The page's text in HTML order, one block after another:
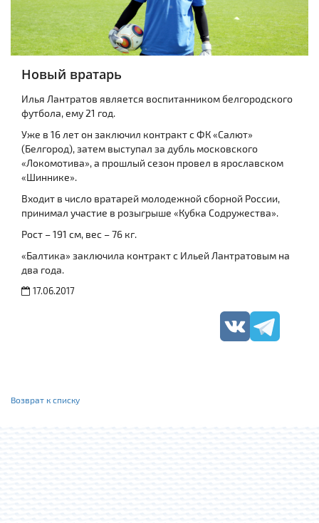
Новый вратарь
Илья Лантратов является воспитанником белгородского
футбола, ему 21 год.
Уже в 16 лет он заключил контракт с ФК «Салют»
(Белгород), затем выступал за дубль московского
«Локомотива», а прошлый сезон провел в ярославском
«Шиннике».
Входит в число вратарей молодежной сборной России,
принимал участие в розыгрыше «Кубка Содружества».
Рост – 191 см, вес – 76 кг.
«Балтика» заключила контракт с Ильей Лантратовым на
два года.
17.06.2017
Возврат к списку